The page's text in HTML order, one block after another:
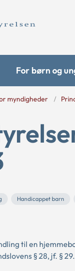
For børn og
myndigheder
Handicappet barn
til en
§ 28, jf. §